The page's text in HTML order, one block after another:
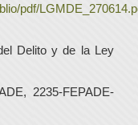
pdf/
Delito y de la Ley
2235-FEPADE-